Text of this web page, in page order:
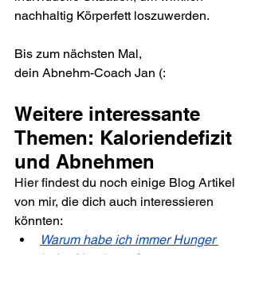
nachhaltig Körperfett loszuwerden.
Bis zum nächsten Mal,
dein Abnehm-Coach Jan (:
Weitere interessante
Themen: Kaloriendefizit
und Abnehmen
Hier findest du noch einige Blog Artikel
von mir, die dich auch interessieren
könnten:
Warum habe ich immer Hunger
beim Abnehmen?